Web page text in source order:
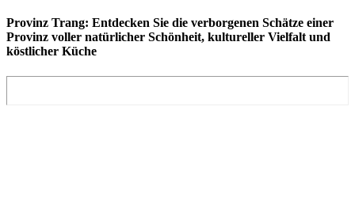
Provinz Trang: Entdecken Sie die verborgenen Schätze einer
Provinz voller natürlicher Schönheit, kultureller Vielfalt und
köstlicher Küche